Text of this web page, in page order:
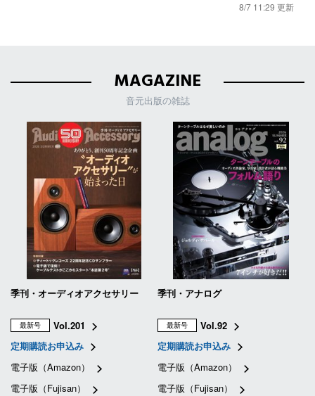
8/7 11:29 更新
MAGAZINE
音元出版の雑誌
季刊・オーディオアクセサリー
最新号
Vol.201
定期購読お申込み
電子版（Amazon）
電子版（Fujisan）
季刊・アナログ
最新号
Vol.92
定期購読お申込み
電子版（Amazon）
電子版（Fujisan）